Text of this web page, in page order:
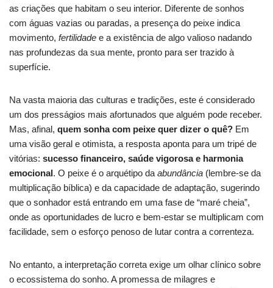
as criações que habitam o seu interior. Diferente de sonhos
com águas vazias ou paradas, a presença do peixe indica
movimento, fertilidade e a existência de algo valioso nadando
nas profundezas da sua mente, pronto para ser trazido à
superfície.
Na vasta maioria das culturas e tradições, este é considerado
um dos presságios mais afortunados que alguém pode receber.
Mas, afinal, quem sonha com peixe quer dizer o quê? Em
uma visão geral e otimista, a resposta aponta para um tripé de
vitórias: sucesso financeiro, saúde vigorosa e harmonia
emocional. O peixe é o arquétipo da abundância (lembre-se da
multiplicação bíblica) e da capacidade de adaptação, sugerindo
que o sonhador está entrando em uma fase de “maré cheia”,
onde as oportunidades de lucro e bem-estar se multiplicam com
facilidade, sem o esforço penoso de lutar contra a correnteza.
No entanto, a interpretação correta exige um olhar clínico sobre
o ecossistema do sonho. A promessa de milagres e